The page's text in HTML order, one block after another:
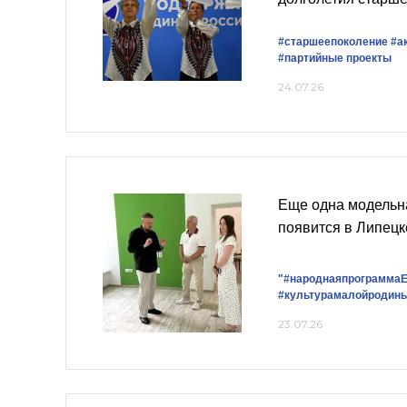
#старшеепоколение
#партийные проекты
24.07.26
Еще одна
появится в
23.07.26